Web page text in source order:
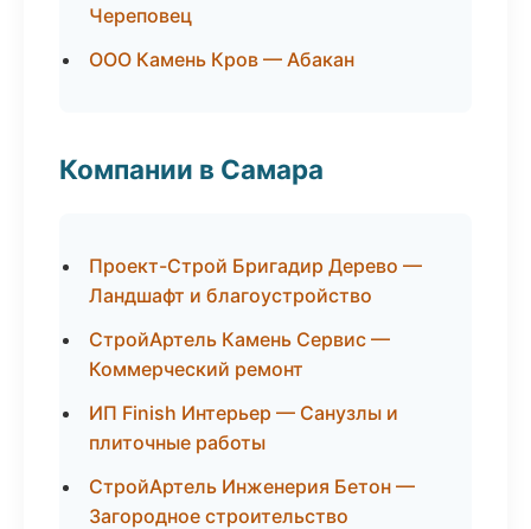
Череповец
ООО Камень Кров — Абакан
Компании в Самара
Проект-Строй Бригадир Дерево —
Ландшафт и благоустройство
СтройАртель Камень Сервис —
Коммерческий ремонт
ИП Finish Интерьер — Санузлы и
плиточные работы
СтройАртель Инженерия Бетон —
Загородное строительство